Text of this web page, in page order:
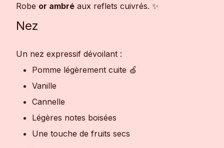
Robe or ambré aux reflets cuivrés. ✨
Nez
Un nez expressif dévoilant :
Pomme légèrement cuite 🍏
Vanille
Cannelle
Légères notes boisées
Une touche de fruits secs